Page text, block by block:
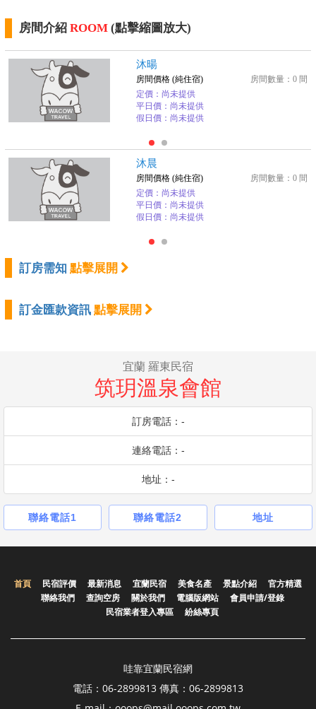
房間介紹 ROOM (點擊縮圖放大)
沐暘
房間數量：0 間
房間價格 (純住宿)
定價：尚未提供
平日價：尚未提供
假日價：尚未提供
沐晨
房間數量：0 間
房間價格 (純住宿)
定價：尚未提供
平日價：尚未提供
假日價：尚未提供
訂房需知 點擊展開
訂金匯款資訊 點擊展開
宜蘭 羅東民宿
筑玥溫泉會館
訂房電話：-
連絡電話：-
地址：-
聯絡電話1 聯絡電話2 地址
首頁 民宿評價 最新消息 宜蘭民宿 美食名產 景點介紹
官方精選
聯絡我們
查詢空房 關於我們 電腦版網站
會員申請/登錄
民宿業者登入專區
紛絲專頁
哇靠宜蘭民宿網
電話：06-2899813 傳真：06-2899813